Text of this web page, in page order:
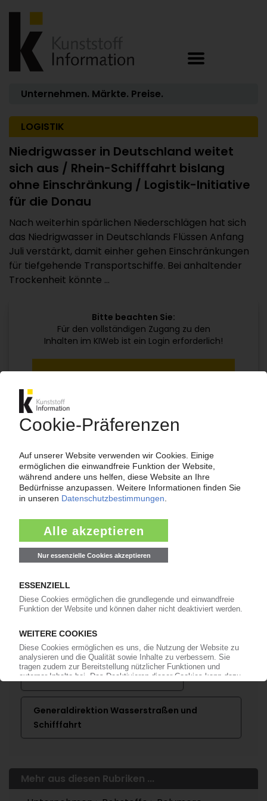
Unternehmen. Märkte. Preise.
LOGISTIK
Niedrigwasser in Deutschland weitet
sich aus / Rhein-Schifffahrt bislang
ohne Einschränkung / Logistik-Initiative
für die Donau
Nach weiterhin spärlichen Niederschlägen hat sich
das Niedrigwasser in Deutschlands Flüssen Anfang
Juli verstärkt, damit einher gehen Einschränkungen
für tiefgehende Transportschiffe. Bei anhaltender
Trockenheit könnte ...
Bitte beachten Sie:
Für den vollständigen Zugang zu den
Inhalten im KIWeb ist ein Login erforderlich!
Ihr KI Zugang
ab99€/Monat
Jetzt kostenlos testen
Bereits KI-Abonnent? Jetzt
anmelden!
Mehr zu ...
Bundesamt für Gewässerkunde
Generaldirektion Wasserstraßen und
Schifffahrt
Mehr aus diesen Rubriken ...